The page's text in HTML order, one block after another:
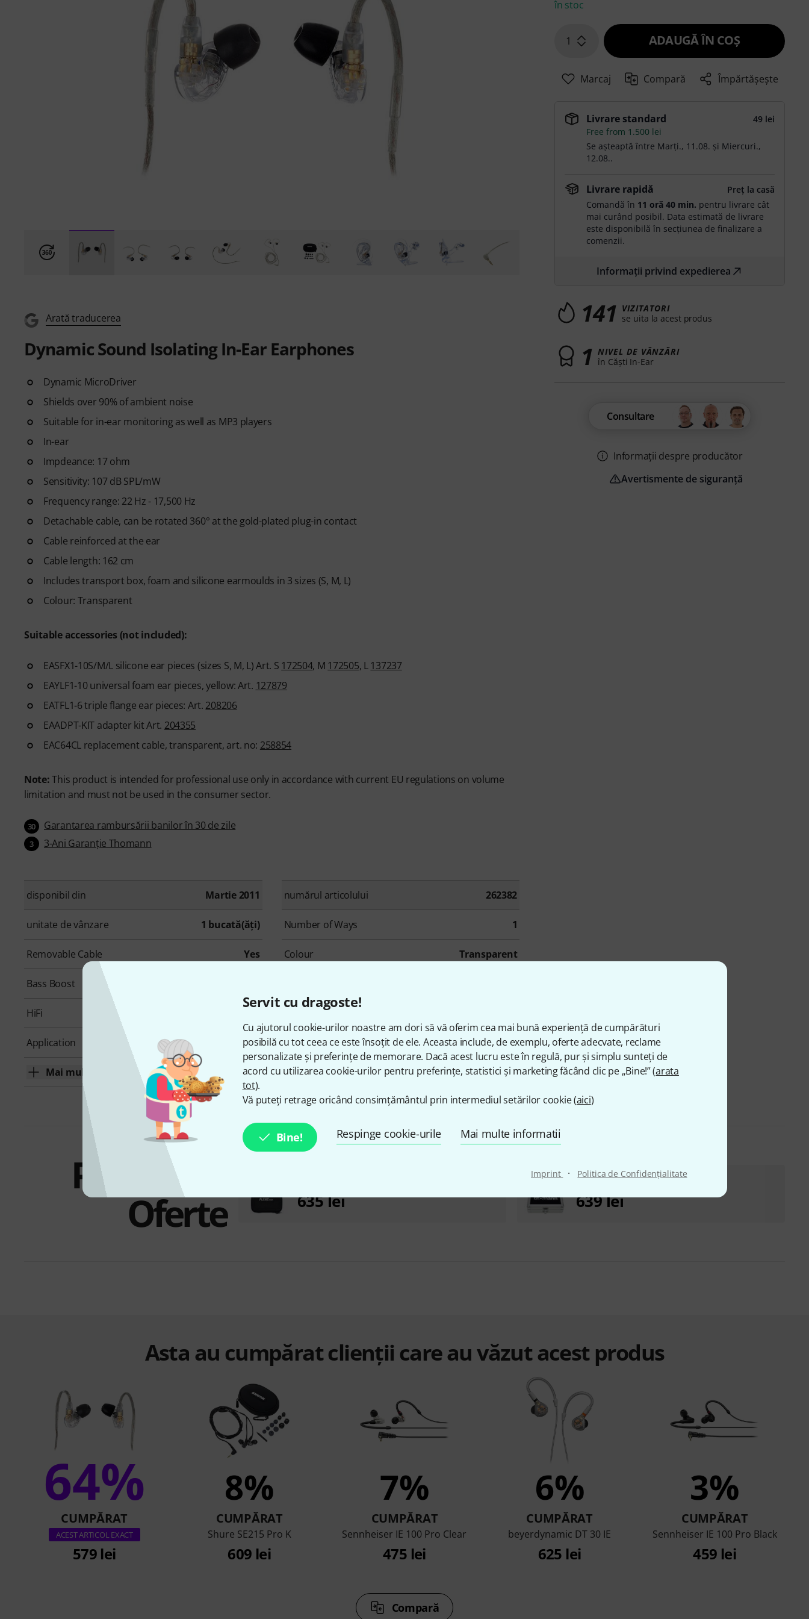
Servit cu dragoste!
Cu ajutorul cookie-urilor noastre am dori să vă oferim cea mai bună experiență de cumpărături
posibilă cu tot ceea ce este însoțit de ele. Aceasta include, de exemplu, oferte adecvate, reclame
personalizate și preferințe de memorare. Dacă acest lucru este în regulă, pur și simplu sunteți de
acord cu utilizarea cookie-urilor pentru preferințe, statistici și marketing făcând clic pe „Bine!” (arata
tot).
Vă puteți retrage oricând consimțământul prin intermediul setărilor cookie (aici)
Bine! Respinge cookie-urile Mai multe informatii
Imprint · Politica de Confidenţialitate
Arată traducerea
Dynamic Sound Isolating In-Ear Earphones
Dynamic MicroDriver
Shields over 90% of ambient noise
Suitable for in-ear monitoring as well as MP3 players
In-ear
Impdeance: 17 ohm
Sensitivity: 107 dB SPL/mW
Frequency range: 22 Hz - 17,500 Hz
Detachable cable, can be rotated 360° at the gold-plated plug-in contact
Cable reinforced at the ear
Cable length: 162 cm
Includes transport box, foam and silicone earmoulds in 3 sizes (S, M, L)
Colour: Transparent
Suitable accessories (not included):
EASFX1-10S/M/L silicone ear pieces (sizes S, M, L) Art. S 172504, M 172505, L 137237
EAYLF1-10 universal foam ear pieces, yellow: Art. 127879
EATFL1-6 triple flange ear pieces: Art. 208206
EAADPT-KIT adapter kit Art. 204355
EAC64CL replacement cable, transparent, art. no: 258854
Note:This product is intended for professional use only in accordance with current EU regulations on volume
limitation and must not be used in the consumer sector.
30 Garantarea rambursării banilor în 30 de zile
3 3-Ani Garanţie Thomann
disponibil din Martie 2011 numărul articolului 262382
unitate de vânzare 1 bucată(ăţi) Number of Ways 1
Removable Cable Yes Colour Transparent
Bass Boost
HiFi
Application Allround
Mai mult
în stoc
1 ADAUGĂ ÎN COŞ
Marcaj Compară Împărtășește
Livrare standard
49 lei
Free from 1.500 lei
Se așteaptă între Marți., 11.08. și Miercuri.,
12.08..
Livrare rapidă
Preț la casă
Comandă în 11 oră 40 min. pentru livrare cât
mai curând posibil. Data estimată de livrare
este disponibilă în secțiunea de finalizare a
comenzii.
Informații privind expedierea
141 VIZITATORI
se uita la acest produs
1 NIVEL DE VÂNZĂRI
în Căşti In-Ear
Consultare
Informații despre producător
Avertismente de siguranță
Pachete &
Oferte 635 lei
Shure SE215-CL Bundle
639 lei
Asta au cumpărat clienții care au văzut acest produs
64%
CUMPĂRAT
ACEST ARTICOL EXACT
579 lei
8%
CUMPĂRAT
Shure SE215 Pro K
609 lei
7%
CUMPĂRAT
Sennheiser IE 100 Pro Clear
475 lei
6%
CUMPĂRAT
beyerdynamic DT 30 IE
625 lei
3%
CUMPĂRAT
Sennheiser IE 100 Pro Black
459 lei
Compară